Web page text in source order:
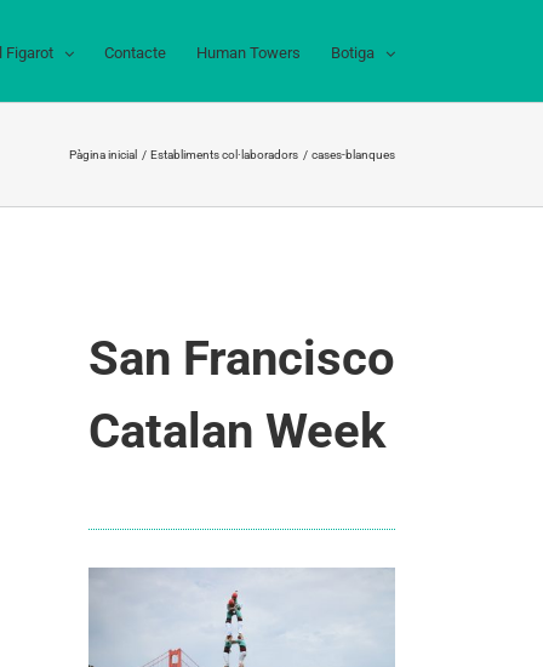
Figarot Contacte Human Towers Botiga
Pàgina inicial Establiments col·laboradors cases-blanques
San Francisco
Catalan Week